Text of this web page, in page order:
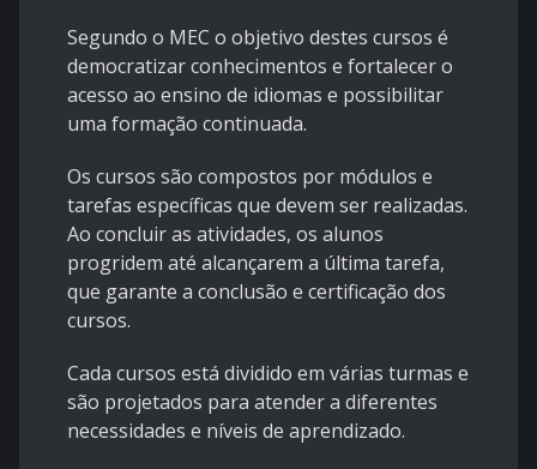
Segundo o MEC o objetivo destes cursos é
democratizar conhecimentos e fortalecer o
acesso ao ensino de idiomas e possibilitar
uma formação continuada.
Os cursos são compostos por módulos e
tarefas específicas que devem ser realizadas.
Ao concluir as atividades, os alunos
progridem até alcançarem a última tarefa,
que garante a conclusão e certificação dos
cursos.
Cada cursos está dividido em várias turmas e
são projetados para atender a diferentes
necessidades e níveis de aprendizado.